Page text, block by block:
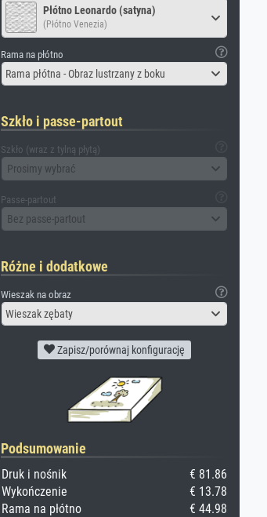
Płótno Leonardo (satyna)
(Płótno Venezia)
Rama na płótno
Rama płótna - Obraz lustrzany z boku
Szkło i passe-partout
Szkło (wraz z tylną płytą)
Prosimy wybrać
Passe-partout
Bez passe-partout
Różne i dodatkowe
Wieszak na obraz
Wieszak zębaty
Zapisz/porównaj konfigurację
Podsumowanie
Druk i nośnik
€ 81.86
Wykończenie
€ 13.78
Rama na płótno
€ 44.98